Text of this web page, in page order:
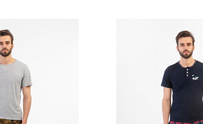
Количество: